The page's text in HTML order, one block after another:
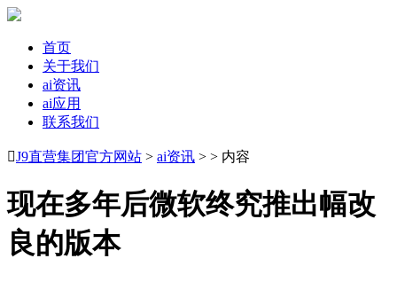
首页
关于我们
ai资讯
ai应用
联系我们
J9直营集团官方网站 > ai资讯 > > 内容
现在多年后微软终究推出幅改
良的版本